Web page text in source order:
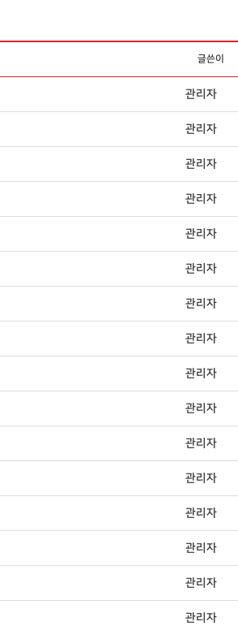
글쓴이
관리자
관리자
관리자
관리자
관리자
관리자
관리자
관리자
관리자
관리자
관리자
관리자
관리자
관리자
관리자
관리자